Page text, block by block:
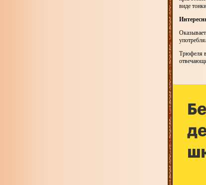
виде
Трюфеля